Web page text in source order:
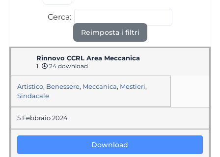
Cerca:
Reimposta i filtri
Rinnovo CCRL Area Meccanica
1 24 download
Artistico, Benessere, Meccanica, Mestieri,
Sindacale
5 Febbraio 2024
Download